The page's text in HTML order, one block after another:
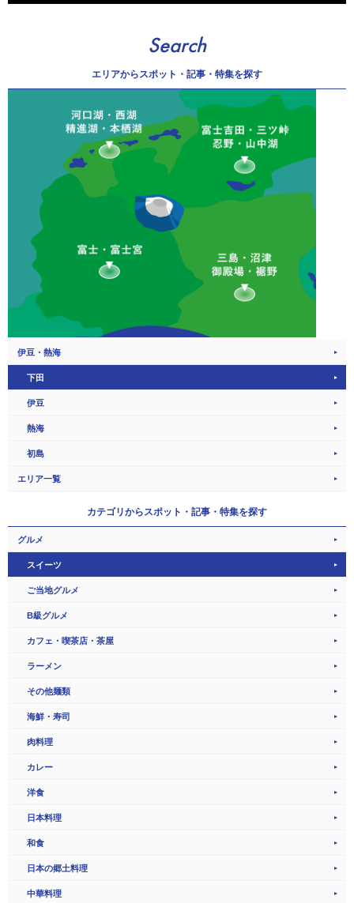
Search
エリアからスポット・記事・特集を探す
伊豆・熱海
下田
伊豆
熱海
初島
エリア一覧
カテゴリからスポット・記事・特集を探す
グルメ
スイーツ
ご当地グルメ
B級グルメ
カフェ・喫茶店・茶屋
ラーメン
その他麺類
海鮮・寿司
肉料理
カレー
洋食
日本料理
和食
日本の郷土料理
中華料理